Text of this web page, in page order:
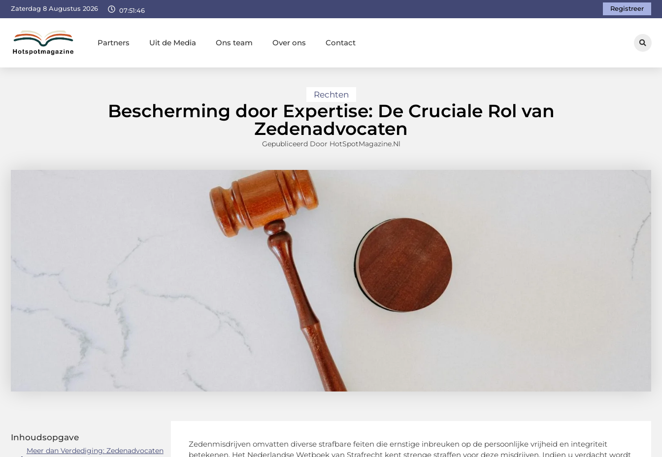
Zaterdag 8 Augustus 2026 07:51:47 Registreer
Partners Uit de Media Ons team Over ons Contact
Rechten
Bescherming door Expertise: De Cruciale Rol van
Zedenadvocaten
Gepubliceerd Door HotSpotMagazine.nl
Inhoudsopgave
Meer dan Verdediging: Zedenadvocaten
Zedenmisdrijven omvatten diverse strafbare feiten die ernstige inbreuken op de persoonlijke vrijheid en integriteit
betekenen. Het Nederlandse Wetboek van Strafrecht kent strenge straffen voor deze misdrijven. Indien u verdacht wordt